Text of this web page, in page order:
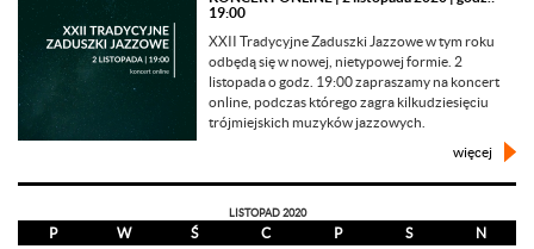
19:00
XXII Tradycyjne Zaduszki Jazzowe w tym roku
odbędą się w nowej, nietypowej formie. 2
listopada o godz. 19:00 zapraszamy na koncert
online, podczas którego zagra kilkudziesięciu
trójmiejskich muzyków jazzowych.
więcej
LISTOPAD 2020
P W Ś C P S N